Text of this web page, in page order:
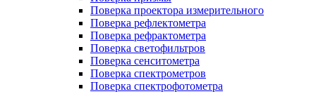
Поверка проектора измерительного
Поверка рефлектометра
Поверка рефрактометра
Поверка светофильтров
Поверка сенситометра
Поверка спектрометров
Поверка спектрофотометра